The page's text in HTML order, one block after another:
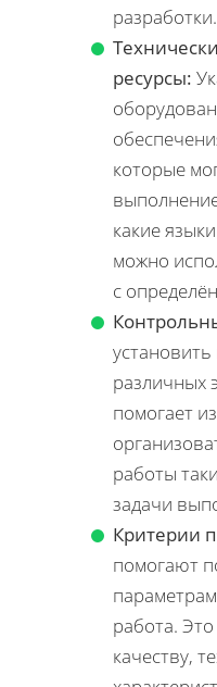
разработки.
ресурсы:
которые
какие
можно
с
различных
помогает
работы
задачи
Критерии
помогают
работа.
качеству,